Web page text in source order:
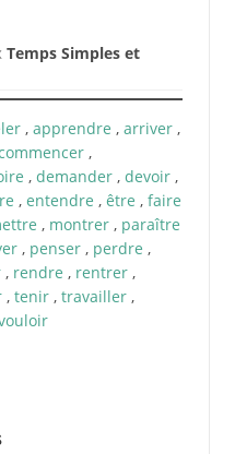
Temps Simples et
, apprendre , arriver,
,
, demander, devoir,
, entendre , être , faire
, montrer, paraître
, penser, perdre ,
, rendre , rentrer,
, tenir, travailler,